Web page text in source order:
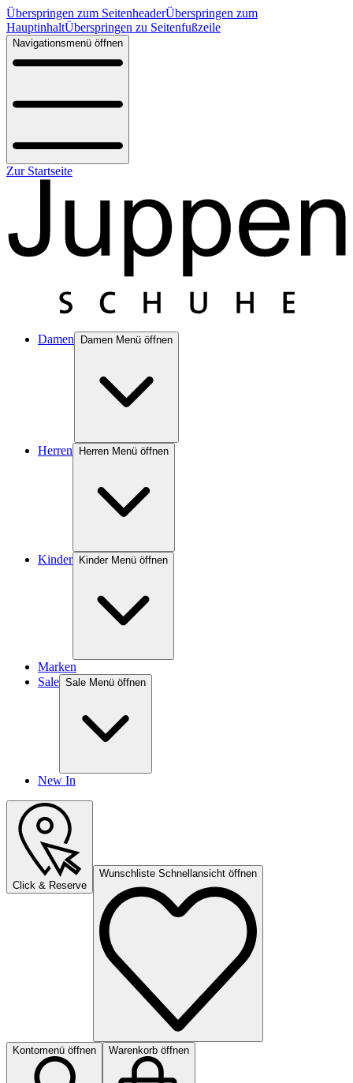
Überspringen zum SeitenheaderÜberspringen zum
HauptinhaltÜberspringen zu Seitenfußzeile
Navigationsmenü öffnen
Zur Startseite
Damen Damen Menü öffnen
Herren Herren Menü öffnen
Kinder Kinder Menü öffnen
Marken
Sale Sale Menü öffnen
New In
Click & Reserve
Wunschliste Schnellansicht öffnen
Kontomenü öffnen Warenkorb öffnen